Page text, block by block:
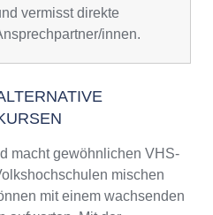
vermisst direkte
innen.
macht gewöhnlichen VHS-
mischen
mit einem wachsenden